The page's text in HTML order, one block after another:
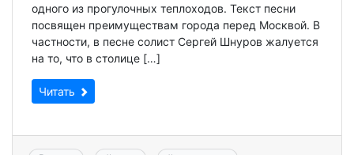
одного из прогулочных теплоходов. Текст песни
посвящен преимуществам города перед Москвой. В
частности, в песне солист Сергей Шнуров жалуется
на то, что в столице […]
Читать